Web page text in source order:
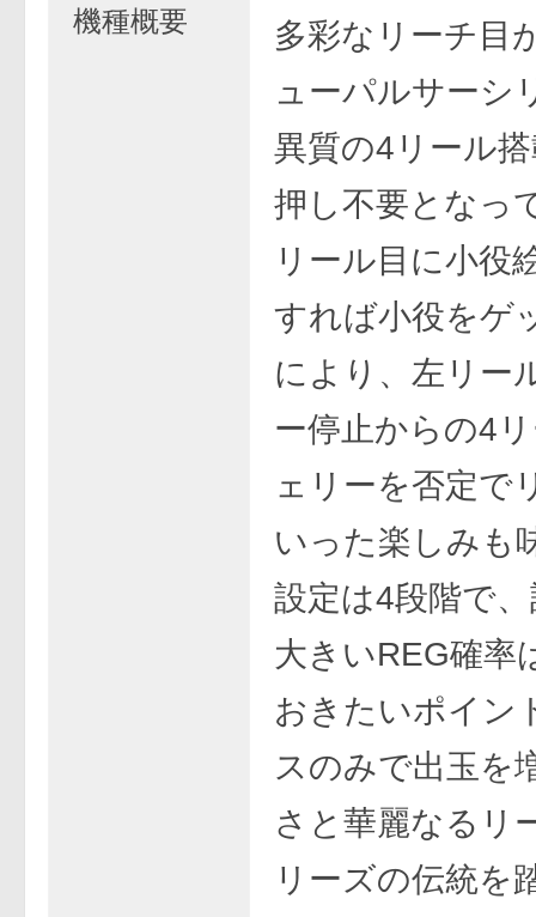
機種概要
多彩なリーチ目
ューパルサーシ
異質の4リール
押し不要となっ
リール目に小役
すれば小役をゲ
により、左リー
ー停止からの4
ェリーを否定で
いった楽しみも
設定は4段階で
大きいREG確率
おきたいポイン
スのみで出玉を
さと華麗なるリ
リーズの伝統を